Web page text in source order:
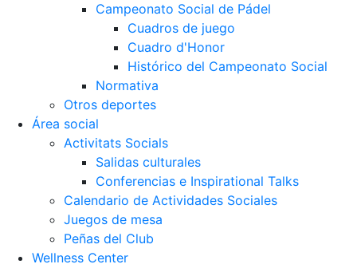
Campeonato Social de Pádel
Cuadros de juego
Cuadro d'Honor
Histórico del Campeonato Social
Normativa
Otros deportes
Área social
Activitats Socials
Salidas culturales
Conferencias e Inspirational Talks
Calendario de Actividades Sociales
Juegos de mesa
Peñas del Club
Wellness Center